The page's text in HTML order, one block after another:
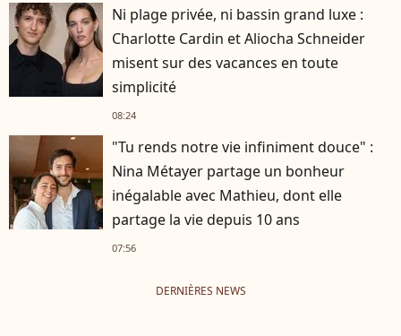
Ni plage privée, ni bassin grand luxe :
Charlotte Cardin et Aliocha Schneider
misent sur des vacances en toute
simplicité
08:24
"Tu rends notre vie infiniment douce" :
Nina Métayer partage un bonheur
inégalable avec Mathieu, dont elle
partage la vie depuis 10 ans
07:56
DERNIÈRES NEWS